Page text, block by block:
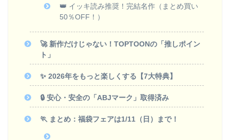
👑 イッキ読み推奨！完結名作（まとめ買い
50％OFF！）
🚀 新作だけじゃない！TOPTOONの「推しポイン
ト」
✨ 2026年をもっと楽しくする【7大特典】
🔒 安心・安全の「ABJマーク」取得済み
🏃 まとめ：福袋フェアは1/11（日）まで！